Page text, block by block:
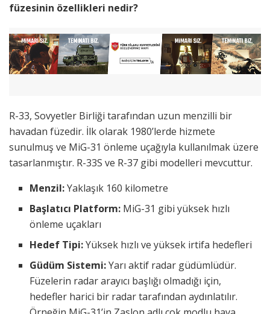
füzesinin özellikleri nedir?
R-33, Sovyetler Birliği tarafından uzun menzilli bir
havadan füzedir. İlk olarak 1980’lerde hizmete
sunulmuş ve MiG-31 önleme uçağıyla kullanılmak üzere
tasarlanmıştır. R-33S ve R-37 gibi modelleri mevcuttur.
Menzil:Yaklaşık 160 kilometre
Başlatıcı Platform: MiG-31 gibi yüksek hızlı
önleme uçakları
Hedef Tipi:Yüksek hızlı ve yüksek irtifa hedefleri
Güdüm Sistemi:Yarı aktif radar güdümlüdür.
Füzelerin radar arayıcı başlığı olmadığı için,
hedefler harici bir radar tarafından aydınlatılır.